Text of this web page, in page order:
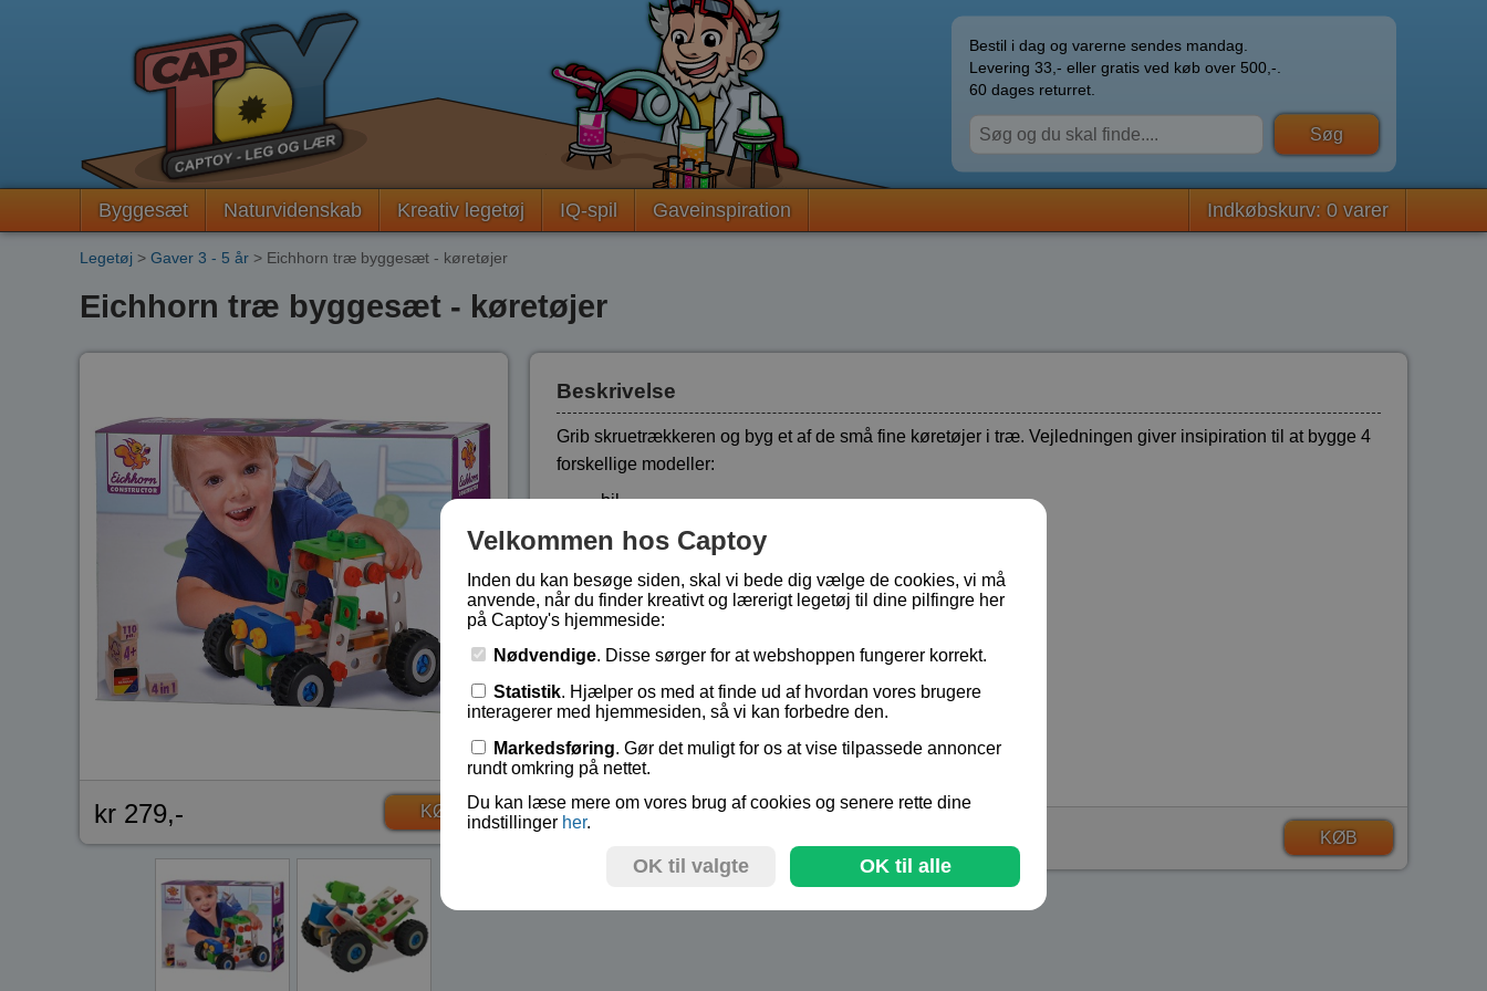
Bestil i dag og varerne sendes mandag.
Levering 33,- eller gratis ved køb over 500,-.
60 dages returret.
Byggesæt Naturvidenskab Kreativ legetøj IQ-spil Gaveinspiration Indkøbskurv: 0 varer
Legetøj > Gaver 3 - 5 år > Eichhorn træ byggesæt - køretøjer
Eichhorn træ byggesæt - køretøjer
kr 279,- KØB
Beskrivelse
Grib skruetrækkeren og byg et af de små fine køretøjer i træ. Vejledningen giver insipiration til at bygge 4
forskellige modeller:
bil
buggy
"sæbekasse" bil
3-hjulet motorcykel
Fra 4 år og opefter.
Sættet indeholder 110 dele.
Billed byggevejledning.
Vare nr.: EIC-39028
KØB
Velkommen hos Captoy
Inden du kan besøge siden, skal vi bede dig vælge de cookies, vi må
anvende, når du finder kreativt og lærerigt legetøj til dine pilfingre her
på Captoy's hjemmeside:
Nødvendige. Disse sørger for at webshoppen fungerer korrekt.
Statistik. Hjælper os med at finde ud af hvordan vores brugere
interagerer med hjemmesiden, så vi kan forbedre den.
Markedsføring. Gør det muligt for os at vise tilpassede annoncer
rundt omkring på nettet.
Du kan læse mere om vores brug af cookies og senere rette dine
indstillinger her.
OK til valgte OK til alle